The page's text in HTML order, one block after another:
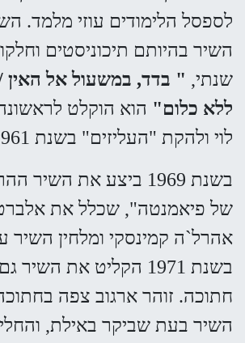
לספסל הלימודים עוזי מלמד.
השיר בהיותם תיכוניסטים
שנתי, " בדד, במשעול אל האין
ללא כלום" הוא הוקלט
לוי ולהקת "העליזים" בשנת 1961.
בשנת 1969 ביצע את
של פיאמנטה", שכלל את
אהרל`ה קמינסקי ומלחין השיר
בשנת 1971 הקליט את
חתוכה. זוהר ארגוב צפה
השיר בעת שביקר באילת,